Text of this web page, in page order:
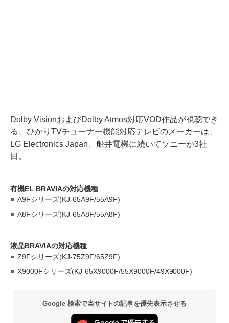
Dolby VisionおよびDolby Atmos対応VOD作品が視聴でき
る、ひかりTVチューナー機能対応テレビのメーカーは、
LG Electronics Japan、船井電機に続いてソニーが3社
目。
有機EL BRAVIAの対応機種
A9Fシリーズ(KJ-65A9F/55A9F)
A8Fシリーズ(KJ-65A8F/55A8F)
液晶BRAVIAの対応機種
Z9Fシリーズ(KJ-75Z9F/65Z9F)
X9000Fシリーズ(KJ-65X9000F/55X9000F/49X9000F)
Google 検索で当サイトの記事を優先表示させる